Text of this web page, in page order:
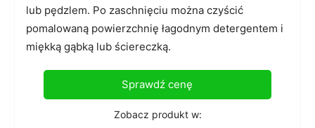
lub pędzlem. Po zaschnięciu można czyścić
pomalowaną powierzchnię łagodnym detergentem i
miękką gąbką lub ściereczką.
Sprawdź cenę
Zobacz produkt w: